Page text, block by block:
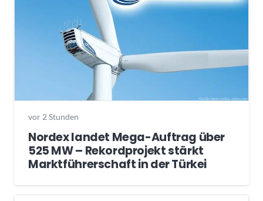
vor 2 Stunden
Nordex landet Mega-Auftrag über
525 MW – Rekordprojekt stärkt
Marktführerschaft in der Türkei